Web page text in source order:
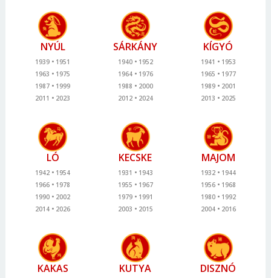
NYÚL
1939
1951
1963
1975
1987
1999
2011
2023
SÁRKÁNY
1940
1952
1964
1976
1988
2000
2012
2024
KÍGYÓ
1941
1953
1965
1977
1989
2001
2013
2025
LÓ
1942
1954
1966
1978
1990
2002
2014
2026
KECSKE
1931
1943
1955
1967
1979
1991
2003
2015
MAJOM
1932
1944
1956
1968
1980
1992
2004
2016
KAKAS KUTYA DISZNÓ